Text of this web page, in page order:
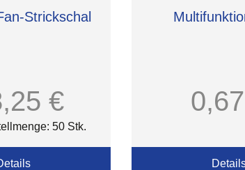
Strickschal
€
50 Stk.